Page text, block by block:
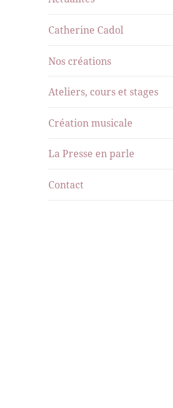
Catherine Cadol
Nos créations
Ateliers, cours et stages
Création musicale
La Presse en parle
Contact